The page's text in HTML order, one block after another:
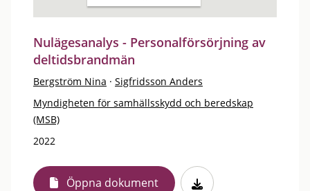
Nulägesanalys - Personalförsörjning av
deltidsbrandmän
Bergström Nina · Sigfridsson Anders
Myndigheten för samhällsskydd och beredskap
(MSB)
2022
Öppna dokument